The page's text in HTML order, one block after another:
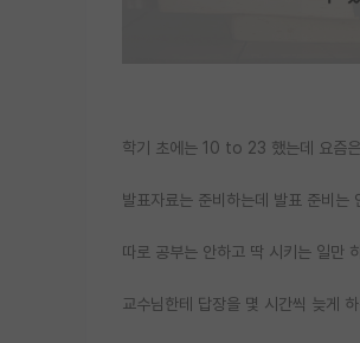
학기 초에는 10 to 23 했는데 요즘
발표자료는 준비하는데 발표 준비는
따로 공부는 안하고 딱 시키는 일만
교수님한테 답장을 몇 시간씩 늦게